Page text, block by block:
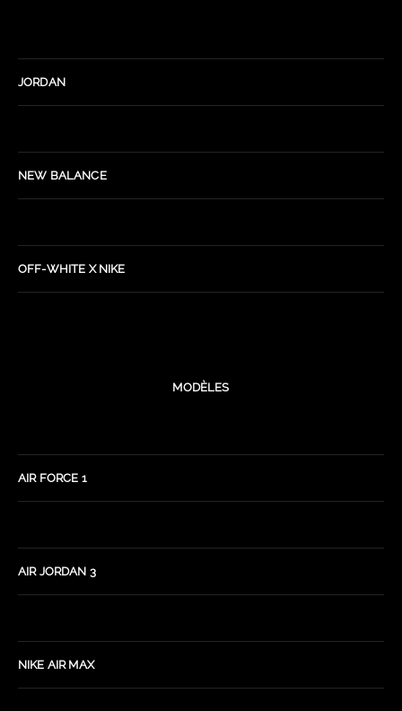
JORDAN
NEW BALANCE
OFF-WHITE X NIKE
MODÈLES
AIR FORCE 1
AIR JORDAN 3
NIKE AIR MAX